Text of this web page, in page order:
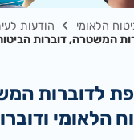
הלאומי
הודעות
המשטרה, דוברות הביטוח
לדוברות
הלאומי